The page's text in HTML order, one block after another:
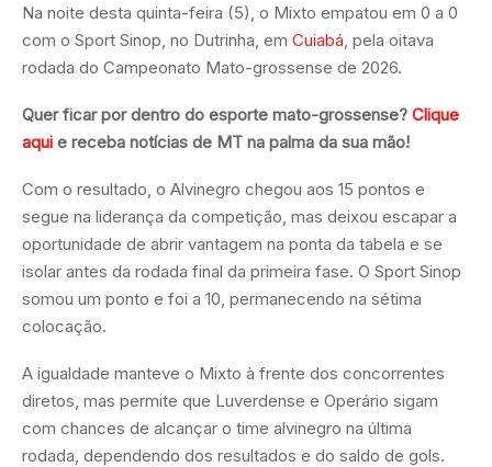
Na noite desta quinta-feira (5), o Mixto empatou em 0 a 0
com o Sport Sinop, no Dutrinha, em Cuiabá, pela oitava
rodada do Campeonato Mato-grossense de 2026.
Quer ficar por dentro do esporte mato-grossense? Clique
aqui e receba notícias de MT na palma da sua mão!
Com o resultado, o Alvinegro chegou aos 15 pontos e
segue na liderança da competição, mas deixou escapar a
oportunidade de abrir vantagem na ponta da tabela e se
isolar antes da rodada final da primeira fase. O Sport Sinop
somou um ponto e foi a 10, permanecendo na sétima
colocação.
A igualdade manteve o Mixto à frente dos concorrentes
diretos, mas permite que Luverdense e Operário sigam
com chances de alcançar o time alvinegro na última
rodada, dependendo dos resultados e do saldo de gols.